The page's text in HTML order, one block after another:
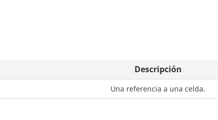
Descripción
Una referencia a una celda.